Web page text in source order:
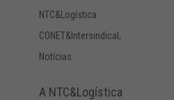
NTC&Logística
CONET&Intersindical ,
Notícias
A NTC&Logística